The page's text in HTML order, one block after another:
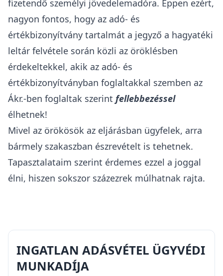
fizetendő személyi jövedelemadóra. Éppen ezért,
nagyon fontos, hogy az adó- és
értékbizonyítvány tartalmát a jegyző a hagyatéki
leltár felvétele során közli az öröklésben
érdekeltekkel, akik az adó- és
értékbizonyítványban foglaltakkal szemben az
Ákr.-ben foglaltak szerint fellebbezéssel
élhetnek!
Mivel az örökösök az eljárásban ügyfelek, arra
bármely szakaszban észrevételt is tehetnek.
Tapasztalataim szerint érdemes ezzel a joggal
élni, hiszen sokszor százezrek múlhatnak rajta.
INGATLAN ADÁSVÉTEL ÜGYVÉDI
MUNKADÍJA